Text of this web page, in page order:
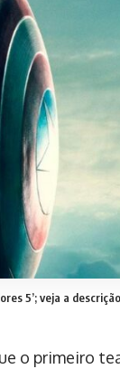
5’; veja a descrição
o primeiro